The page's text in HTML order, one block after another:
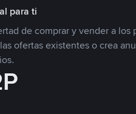
para ti
de comprar y vender a los
ofertas existentes o crea